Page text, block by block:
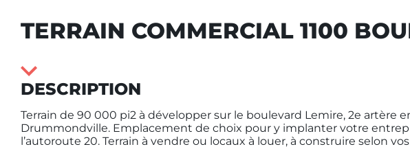
TERRAIN COMMERCIAL 1100
DESCRIPTION
Terrain de 90 000 pi2 à développer sur le boulevard Lemire, 2e artère
Drummondville. Emplacement de choix pour y implanter votre
l’autoroute 20. Terrain à vendre ou locaux à louer, à construire selon